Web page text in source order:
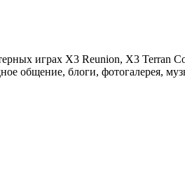
играх X3 Reunion, X3 Terran
общение, блоги, фотогалерея,